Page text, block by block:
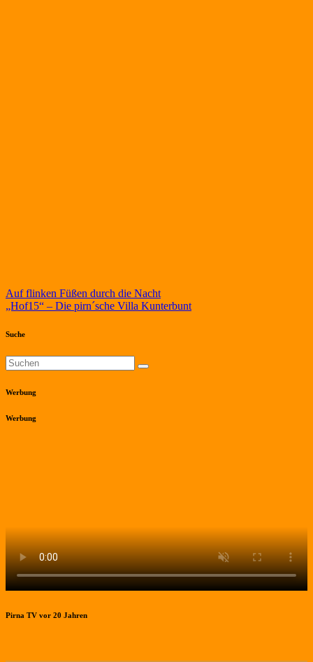
Beitragsnavigation
Auf flinken Füßen durch die Nacht
„Hof15“ – Die pirn´sche Villa Kunterbunt
Suche
Werbung
Werbung
Pirna TV vor 20 Jahren